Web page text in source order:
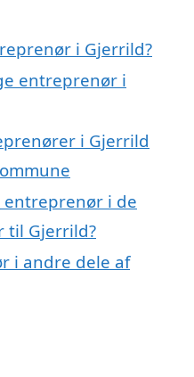
i Gjerrild?
entreprenør i
i Gjerrild
i de
til Gjerrild?
i andre dele af